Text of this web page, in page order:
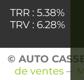
TRR : 5.38%
TRV : 6.28%
© AUTO
de ventes –